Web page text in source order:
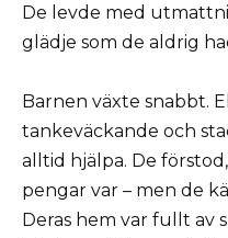
De levde med
glädje som de aldrig
Barnen växte snabbt.
tankeväckande och
alltid hjälpa. De
pengar var – men de
Deras hem var fullt av